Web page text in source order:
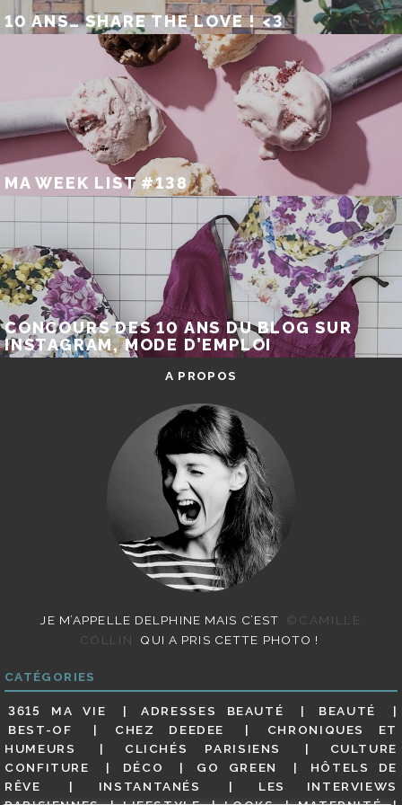
10 ANS… SHARE THE LOVE ! <3
MA WEEK LIST #138
CONCOURS DES 10 ANS DU BLOG SUR
INSTAGRAM, MODE D’EMPLOI
A PROPOS
JE M’APPELLE DELPHINE MAIS C’EST
©CAMILLE
COLLIN
QUI A PRIS CETTE PHOTO !
CATÉGORIES
3615 MA VIE ADRESSES BEAUTÉ
BEAUTÉ
BEST-OF
CHEZ DEEDEE
CHRONIQUES ET
HUMEURS
CLICHÉS PARISIENS
CULTURE
CONFITURE
DÉCO GO GREEN
HÔTELS DE
RÊVE
INSTANTANÉS
LES INTERVIEWS